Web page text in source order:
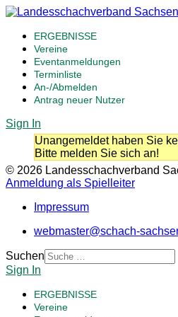
ERGEBNISSE
Vereine
Eventanmeldungen
Terminliste
An-/Abmelden
Antrag neuer Nutzer
Sign In
Unangemeldet haben Sie
Bitte melden Sie sich an!
© 2026 Landesschachverband
Anmeldung als Spielleiter
Impressum
webmaster@schach-
Suchen
Sign In
ERGEBNISSE
Vereine